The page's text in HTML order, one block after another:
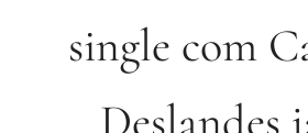
single com
Deslandes